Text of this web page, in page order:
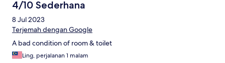
4/10 Sederhana
8 Jul 2023
Terjemah dengan Google
A bad condition of room & toilet
Ling, perjalanan 1 malam